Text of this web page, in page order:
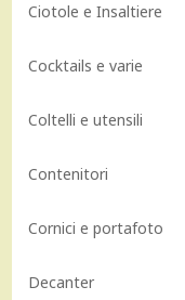
Ciotole e Insaltiere
Cocktails e varie
Coltelli e utensili
Contenitori
Cornici e portafoto
Decanter